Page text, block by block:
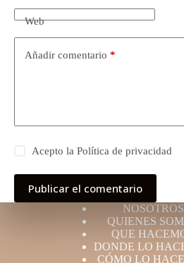
Web
Añadir comentario *
Acepto laPolítica de privacidad
Publicar el comentario
NOSOTROS
QUIENES
QUE
DONDE LO
CÓMO LO